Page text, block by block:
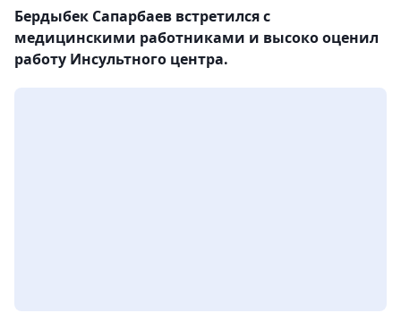
Бердыбек Сапарбаев встретился с
медицинскими работниками и высоко оценил
работу Инсультного центра.